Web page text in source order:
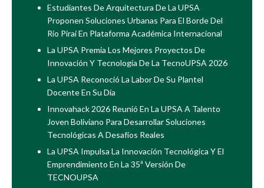
Estudiantes De Arquitectura De La UPSA
Proponen Soluciones Urbanas Para El Borde Del
Río Piraí En Plataforma Académica Internacional
La UPSA Premia Los Mejores Proyectos De
Innovación Y Tecnología De La TecnoUPSA 2026
La UPSA Reconoció La Labor De Su Plantel
Docente En Su Día
Innovahack 2026 Reunió En La UPSA A Talento
Joven Boliviano Para Desarrollar Soluciones
Tecnológicas A Desafíos Reales
La UPSA Impulsa La Innovación Tecnológica Y El
Emprendimiento En La 35ª Versión De
TECNOUPSA